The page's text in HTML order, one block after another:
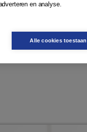
en analyse.
Alle cookies toestaan